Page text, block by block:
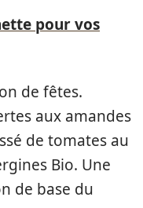
pour vos
de fêtes.
aux amandes
de tomates au
Bio. Une
de base du